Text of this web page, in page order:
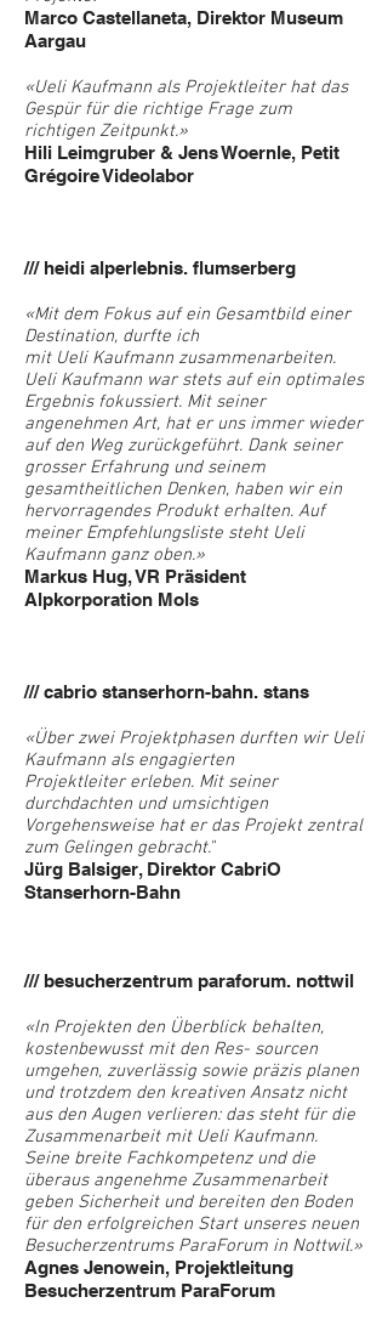
Marco Castellaneta, Direktor Museum
Aargau
«Ueli Kaufmann als Projektleiter hat das
Gespür für die richtige Frage zum
richtigen Zeitpunkt.»
Hili Leimgruber & Jens Woernle, Petit
Grégoire Videolabor
/// heidi alperlebnis. flumserberg
«Mit dem Fokus auf ein Gesamtbild einer
Destination, durfte ich
mit Ueli Kaufmann zusammenarbeiten.
Ueli Kaufmann war stets auf ein optimales
Ergebnis fokussiert. Mit seiner
angenehmen Art, hat er uns immer wieder
auf den Weg zurückgeführt. Dank seiner
grosser Erfahrung und seinem
gesamtheitlichen Denken, haben wir ein
hervorragendes Produkt erhalten. Auf
meiner Empfehlungsliste steht Ueli
Kaufmann ganz oben.»
Markus Hug, VR Präsident
Alpkorporation Mols
/// cabrio stanserhorn-bahn. stans
«Über zwei Projektphasen durften wir Ueli
Kaufmann als engagierten
Projektleiter erleben. Mit seiner
durchdachten und umsichtigen
Vorgehensweise hat er das Projekt zentral
zum Gelingen gebracht."
Jürg Balsiger, Direktor CabriO
Stanserhorn-Bahn
/// besucherzentrum paraforum. nottwil
«In Projekten den Überblick behalten,
kostenbewusst mit den Res- sourcen
umgehen, zuverlässig sowie präzis planen
und trotzdem den kreativen Ansatz nicht
aus den Augen verlieren: das steht für die
Zusammenarbeit mit Ueli Kaufmann.
Seine breite Fachkompetenz und die
überaus angenehme Zusammenarbeit
geben Sicherheit und bereiten den Boden
für den erfolgreichen Start unseres neuen
Besucherzentrums ParaForum in Nottwil.»
Agnes Jenowein, Projektleitung
Besucherzentrum ParaForum